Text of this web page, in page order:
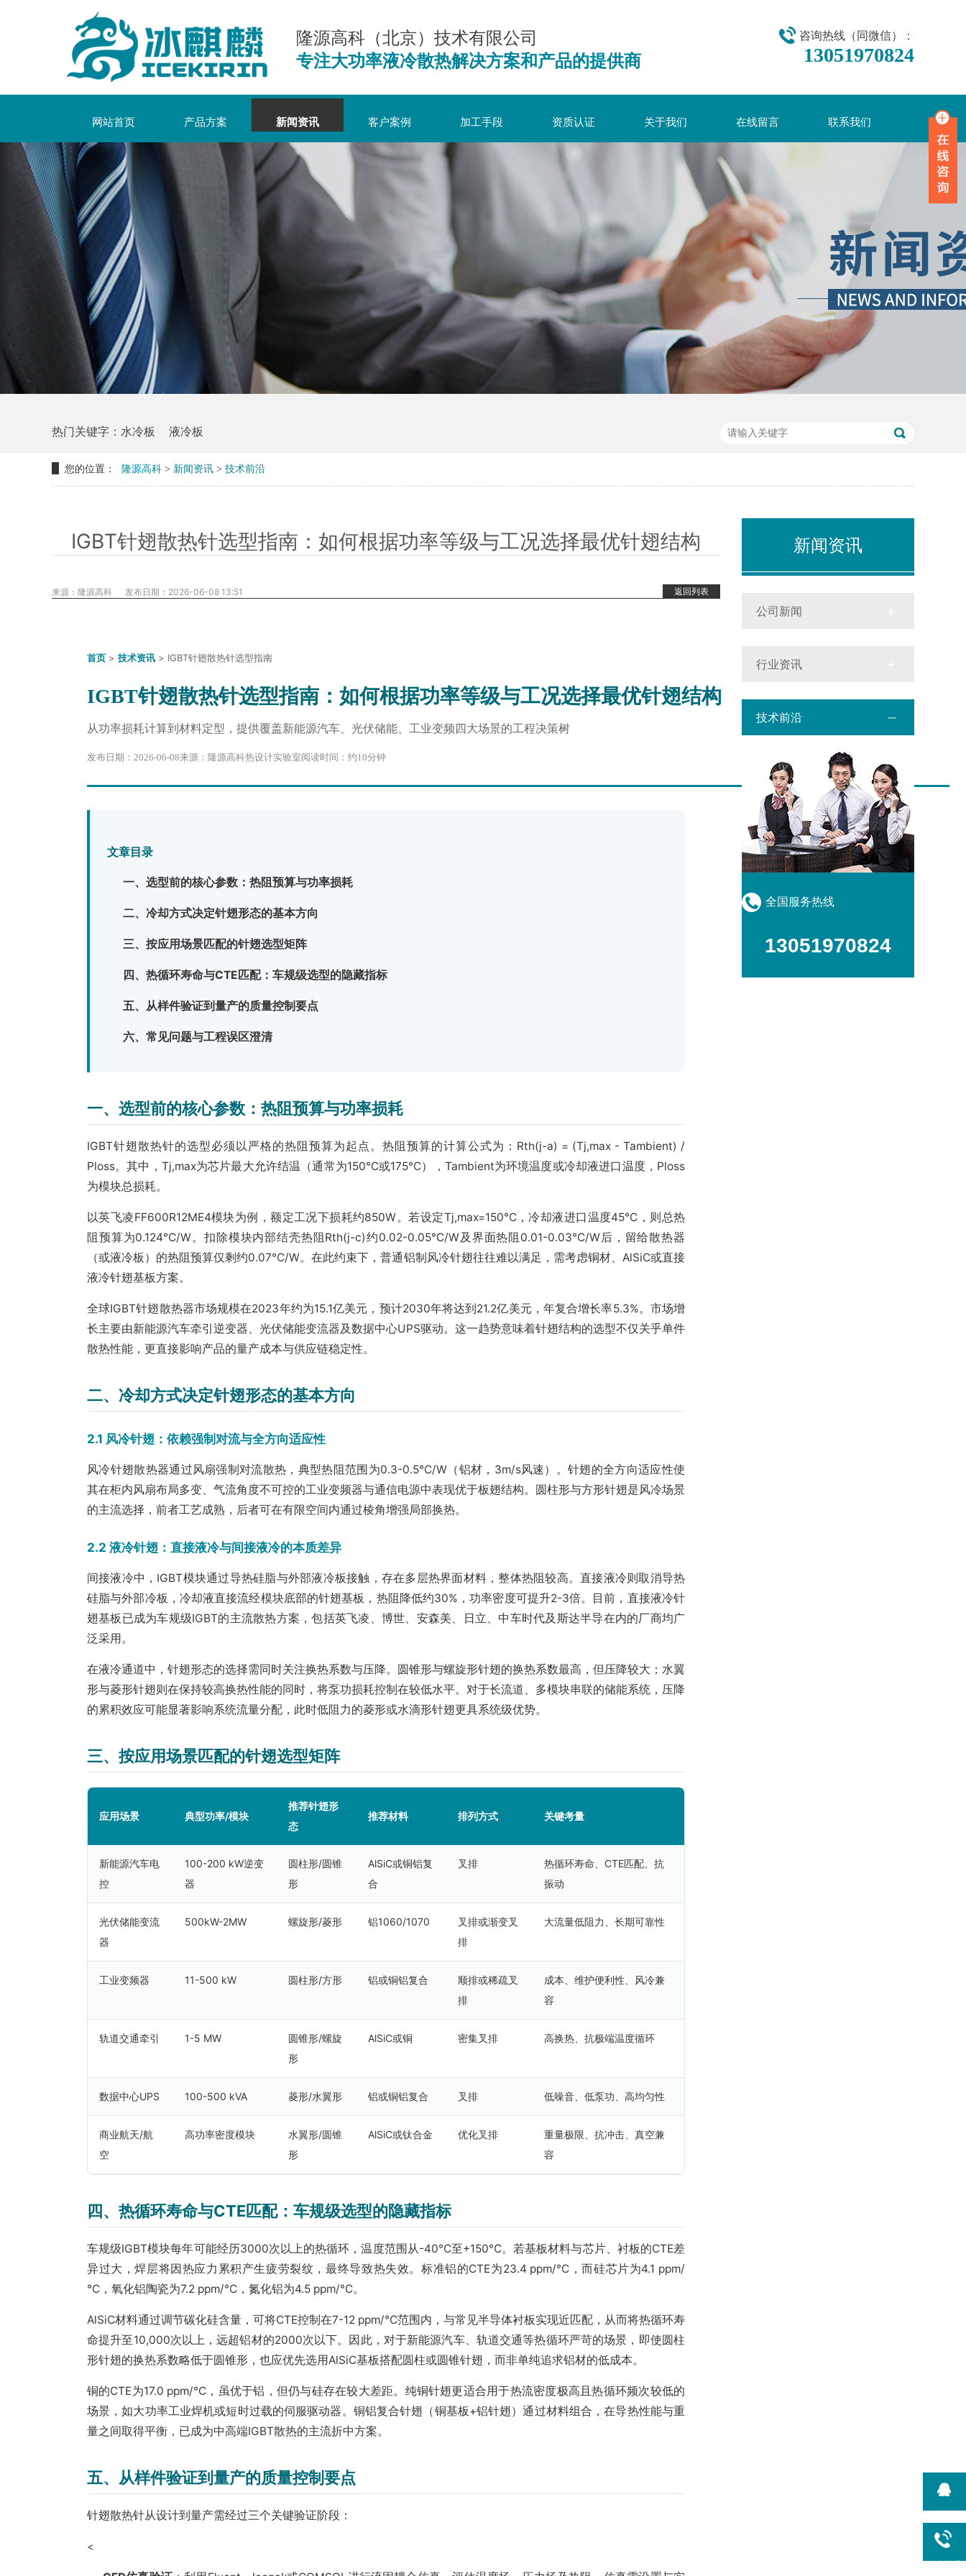
咨询热线（同微信）：
13051970824
隆源高科（北京）技术有限公司
专注大功率液冷散热解决方案和产品的提供商
网站首页 产品方案 新闻资讯 客户案例 加工手段 资质认证 关于我们 在线留言 联系我们
热门关键字： 水冷板 液冷板
您的位置： 隆源高科 > 新闻资讯 > 技术前沿
IGBT针翅散热针选型指南：如何根据功率等级与工况选择最优针翅结构
返回列表
来源：隆源高科 发布日期：2026-06-08 13:51
首页 > 技术资讯 > IGBT针翅散热针选型指南
IGBT针翅散热针选型指南：如何根据功率等级与工况选择最优针翅结构
从功率损耗计算到材料定型，提供覆盖新能源汽车、光伏储能、工业变频四大场景的工程决策树
发布日期：2026-06-08来源：隆源高科热设计实验室阅读时间：约10分钟
文章目录
一、选型前的核心参数：热阻预算与功率损耗
二、冷却方式决定针翅形态的基本方向
三、按应用场景匹配的针翅选型矩阵
四、热循环寿命与CTE匹配：车规级选型的隐藏指标
五、从样件验证到量产的质量控制要点
六、常见问题与工程误区澄清
一、选型前的核心参数：热阻预算与功率损耗
IGBT针翅散热针的选型必须以严格的热阻预算为起点。热阻预算的计算公式为：Rth(j-a) = (Tj,max - Tambient) /
Ploss。其中，Tj,max为芯片最大允许结温（通常为150°C或175°C），Tambient为环境温度或冷却液进口温度，Ploss
为模块总损耗。
以英飞凌FF600R12ME4模块为例，额定工况下损耗约850W。若设定Tj,max=150°C，冷却液进口温度45°C，则总热
阻预算为0.124°C/W。扣除模块内部结壳热阻Rth(j-c)约0.02-0.05°C/W及界面热阻0.01-0.03°C/W后，留给散热器
（或液冷板）的热阻预算仅剩约0.07°C/W。在此约束下，普通铝制风冷针翅往往难以满足，需考虑铜材、AlSiC或直接
液冷针翅基板方案。
全球IGBT针翅散热器市场规模在2023年约为15.1亿美元，预计2030年将达到21.2亿美元，年复合增长率5.3%。市场增
长主要由新能源汽车牵引逆变器、光伏储能变流器及数据中心UPS驱动。这一趋势意味着针翅结构的选型不仅关乎单件
散热性能，更直接影响产品的量产成本与供应链稳定性。
二、冷却方式决定针翅形态的基本方向
2.1 风冷针翅：依赖强制对流与全方向适应性
风冷针翅散热器通过风扇强制对流散热，典型热阻范围为0.3-0.5°C/W（铝材，3m/s风速）。针翅的全方向适应性使
其在柜内风扇布局多变、气流角度不可控的工业变频器与通信电源中表现优于板翅结构。圆柱形与方形针翅是风冷场景
的主流选择，前者工艺成熟，后者可在有限空间内通过棱角增强局部换热。
2.2 液冷针翅：直接液冷与间接液冷的本质差异
间接液冷中，IGBT模块通过导热硅脂与外部液冷板接触，存在多层热界面材料，整体热阻较高。直接液冷则取消导热
硅脂与外部冷板，冷却液直接流经模块底部的针翅基板，热阻降低约30%，功率密度可提升2-3倍。目前，直接液冷针
翅基板已成为车规级IGBT的主流散热方案，包括英飞凌、博世、安森美、日立、中车时代及斯达半导在内的厂商均广
泛采用。
在液冷通道中，针翅形态的选择需同时关注换热系数与压降。圆锥形与螺旋形针翅的换热系数最高，但压降较大；水翼
形与菱形针翅则在保持较高换热性能的同时，将泵功损耗控制在较低水平。对于长流道、多模块串联的储能系统，压降
的累积效应可能显著影响系统流量分配，此时低阻力的菱形或水滴形针翅更具系统级优势。
三、按应用场景匹配的针翅选型矩阵
应用场景 典型功率/模块
推荐针翅形
态
推荐材料 排列方式 关键考量
新能源汽车电
控
100-200 kW逆变
器
圆柱形/圆锥
形
AlSiC或铜铝复
合
叉排
热循环寿命、CTE匹配、抗
振动
光伏储能变流
器
500kW-2MW 螺旋形/菱形 铝1060/1070
叉排或渐变叉
排
大流量低阻力、长期可靠性
工业变频器 11-500 kW 圆柱形/方形 铝或铜铝复合
顺排或稀疏叉
排
成本、维护便利性、风冷兼
容
轨道交通牵引 1-5 MW
圆锥形/螺旋
形
AlSiC或铜 密集叉排 高换热、抗极端温度循环
数据中心UPS 100-500 kVA 菱形/水翼形 铝或铜铝复合 叉排 低噪音、低泵功、高均匀性
商业航天/航
空
高功率密度模块
水翼形/圆锥
形
AlSiC或钛合金 优化叉排
重量极限、抗冲击、真空兼
容
四、热循环寿命与CTE匹配：车规级选型的隐藏指标
车规级IGBT模块每年可能经历3000次以上的热循环，温度范围从-40°C至+150°C。若基板材料与芯片、衬板的CTE差
异过大，焊层将因热应力累积产生疲劳裂纹，最终导致热失效。标准铝的CTE为23.4 ppm/°C，而硅芯片为4.1 ppm/
°C，氧化铝陶瓷为7.2 ppm/°C，氮化铝为4.5 ppm/°C。
AlSiC材料通过调节碳化硅含量，可将CTE控制在7-12 ppm/°C范围内，与常见半导体衬板实现近匹配，从而将热循环寿
命提升至10,000次以上，远超铝材的2000次以下。因此，对于新能源汽车、轨道交通等热循环严苛的场景，即使圆柱
形针翅的换热系数略低于圆锥形，也应优先选用AlSiC基板搭配圆柱或圆锥针翅，而非单纯追求铝材的低成本。
铜的CTE为17.0 ppm/°C，虽优于铝，但仍与硅存在较大差距。纯铜针翅更适合用于热流密度极高且热循环频次较低的
场景，如大功率工业焊机或短时过载的伺服驱动器。铜铝复合针翅（铜基板+铝针翅）通过材料组合，在导热性能与重
量之间取得平衡，已成为中高端IGBT散热的主流折中方案。
五、从样件验证到量产的质量控制要点
针翅散热针从设计到量产需经过三个关键验证阶段：
<
新闻资讯
公司新闻
行业资讯
技术前沿
全国服务热线
13051970824
QQ咨询
服务热线